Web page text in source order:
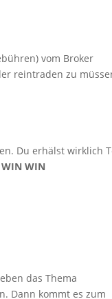
vom Broker
reintraden zu
Du erhälst wirklich
WIN
das Thema
Dann kommt es zum